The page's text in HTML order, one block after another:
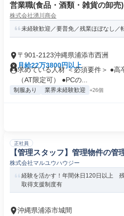
営業職(食品・酒類・雑貨の卸売)
株式会社湧川商会
未経験歓迎／要普免／残業ほぼなし／
〒901-2123沖縄県浦添市西洲
月給22万3800円以上
求めている人材 ＜必須要件＞ ●高
（AT限定可） ●PCの...
制服あり 業界未経験歓迎 +26個
正社員
【管理スタッフ】管理物件の
株式会社マルユウハウジー
経験を活かす！年間休日120日以上
取得支援制度有
沖縄県浦添市城間